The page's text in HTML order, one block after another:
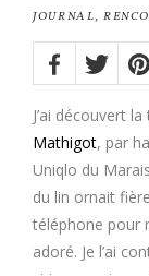
JOURNAL,
Share
on:Facebook
Twitter
J’ai découvert
Mathigot, par
Uniqlo du
du lin ornait
téléphone pour
adoré. Je l’ai